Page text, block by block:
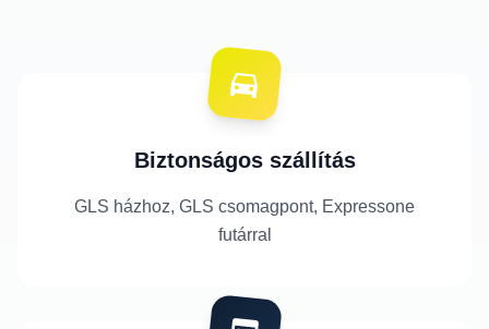
Biztonságos szállítás
GLS házhoz, GLS csomagpont, Expressone
futárral